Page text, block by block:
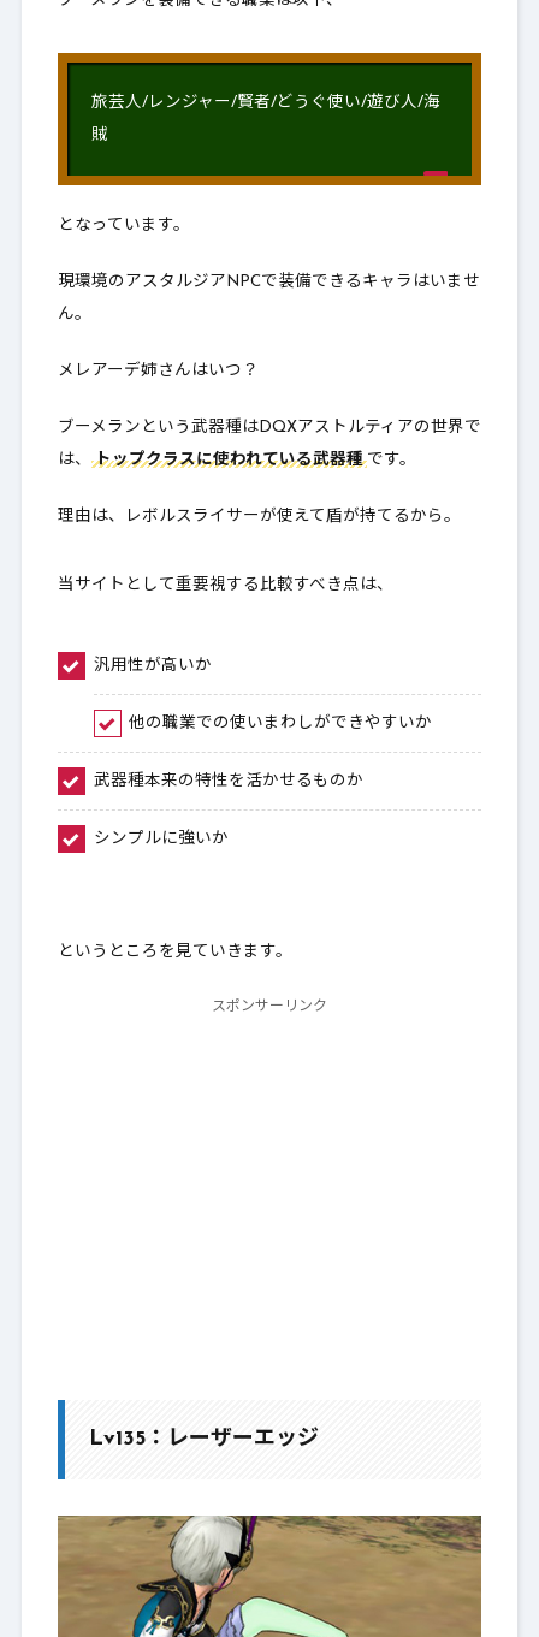
旅芸人/レンジャー/賢者/どうぐ使い/遊び人/海
賊
となっています。
現環境のアスタルジアNPCで装備できるキャラはいませ
ん。
メレアーデ姉さんはいつ？
ブーメランという武器種はDQXアストルティアの世界で
は、 トップクラスに使われている武器種 です。
理由は、レボルスライサーが使えて盾が持てるから。
当サイトとして重要視する比較すべき点は、
汎用性が高いか
他の職業での使いまわしができやすいか
武器種本来の特性を活かせるものか
シンプルに強いか
というところを見ていきます。
スポンサーリンク
Lv135：レーザーエッジ